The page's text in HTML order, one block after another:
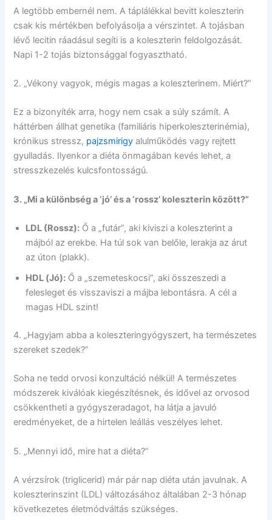
A legtöbb embernél nem. A táplálékkal bevitt koleszterin
csak kis mértékben befolyásolja a vérszintet. A tojásban
lévő lecitin ráadásul segíti is a koleszterin feldolgozását.
Napi 1-2 tojás biztonsággal fogyasztható.
2. „Vékony vagyok, mégis magas a koleszterinem. Miért?”
Ez a bizonyíték arra, hogy nem csak a súly számít. A
háttérben állhat genetika (familiáris hiperkoleszterinémia),
krónikus stressz, pajzsmirigy alulműködés vagy rejtett
gyulladás. Ilyenkor a diéta önmagában kevés lehet, a
stresszkezelés kulcsfontosságú.
3. „Mi a különbség a ‘jó’ és a ‘rossz’ koleszterin között?”
LDL (Rossz): Ő a „futár”, aki kiviszi a koleszterint a
májból az erekbe. Ha túl sok van belőle, lerakja az árut
az úton (plakk).
HDL (Jó): Ő a „szemeteskocsi”, aki összeszedi a
felesleget és visszaviszi a májba lebontásra. A cél a
magas HDL szint!
4. „Hagyjam abba a koleszteringyógyszert, ha természetes
szereket szedek?”
Soha ne tedd orvosi konzultáció nélkül! A természetes
módszerek kiválóak kiegészítésnek, és idővel az orvosod
csökkentheti a gyógyszeradagot, ha látja a javuló
eredményeket, de a hirtelen leállás veszélyes lehet.
5. „Mennyi idő, mire hat a diéta?”
A vérzsírok (triglicerid) már pár nap diéta után javulnak. A
koleszterinszint (LDL) változásához általában 2-3 hónap
következetes életmódváltás szükséges.